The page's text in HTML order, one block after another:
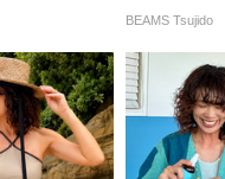
BEAMS Tsujido